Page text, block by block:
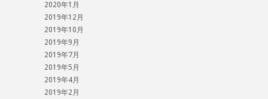
2020年1月
2019年12月
2019年10月
2019年9月
2019年7月
2019年5月
2019年4月
2019年2月